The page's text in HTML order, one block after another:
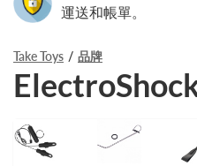
運送和帳單。
Take Toys 品牌